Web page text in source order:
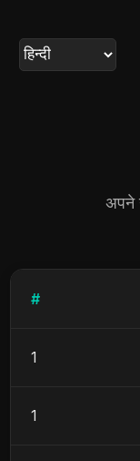
अपने
#
1
1